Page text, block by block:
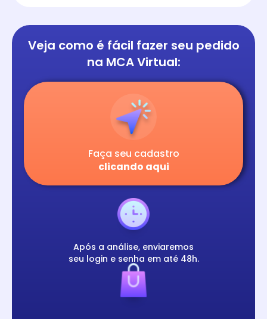
Veja como é fácil fazer seu pedido
na MCA Virtual:
Faça seu cadastro
clicando aqui
Após a análise, enviaremos
seu login e senha em até 48h.